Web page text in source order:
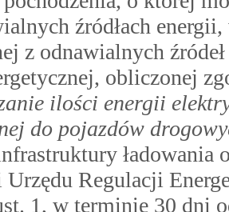
źródłach
z odnawialnych
obliczonej
ilości energii
do pojazdów
ładowania
Urzędu Regulacji
1, w terminie 30 dni